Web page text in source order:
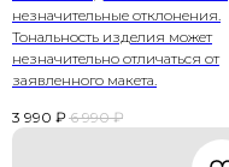
незначительные отклонения.
Тональность изделия может
незначительно отличаться от
заявленного макета.
3 990 ₽ 6 990 ₽